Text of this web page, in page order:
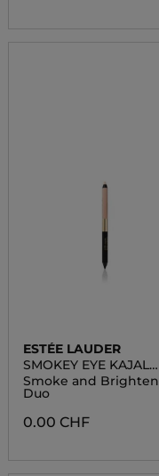
ESTÉE LAUDER
SMOKEY EYE KAJAL
LINER
Smoke and Brighten
Duo
0.00 CHF